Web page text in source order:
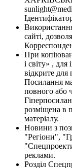
сайті,
При
і світу» ,
відкрите
Посилання
повного або
розміщена в
матеріалу.
Новини з
"Регіони",
реклами.
Розділ